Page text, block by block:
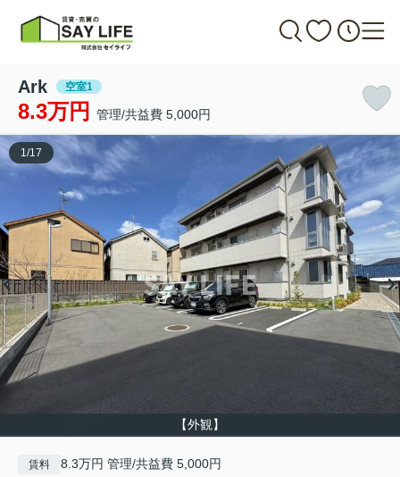
Ark 空室1
8.3万円 管理/共益費 5,000円
【外観】
1 /17
賃料 8.3万円 管理/共益費 5,000円